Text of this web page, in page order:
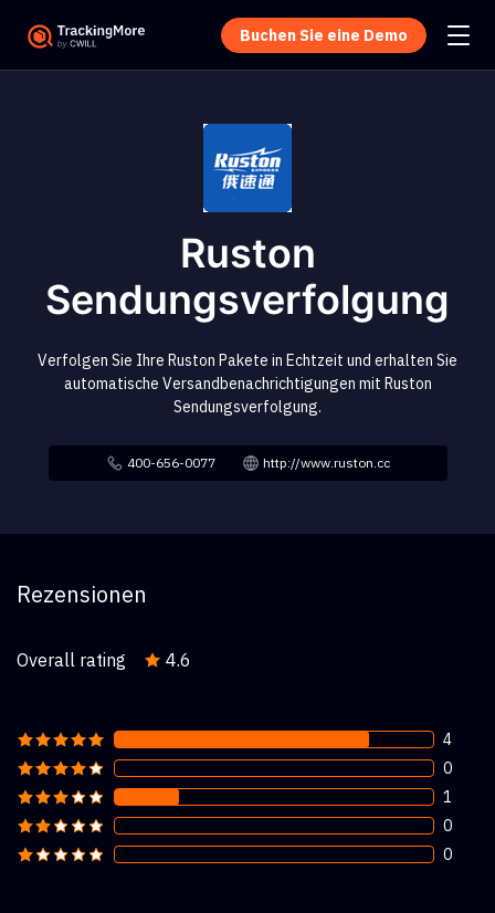
Buchen Sie eine Demo
Ruston
Sendungsverfolgung
Verfolgen Sie Ihre Ruston Pakete in Echtzeit und erhalten Sie
automatische Versandbenachrichtigungen mit Ruston
Sendungsverfolgung.
400-656-0077 http://www.ruston.cc
Rezensionen
Overall rating 4.6
4
0
1
0
0